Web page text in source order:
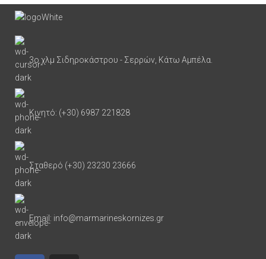
3ο χλμ Σιδηροκάστρου - Σερρών, Κάτω Αμπέλα.
Κινητό: (+30) 6987 221828
Σταθερό (+30) 23230 23666
Email: info@marmarineskornizes.gr